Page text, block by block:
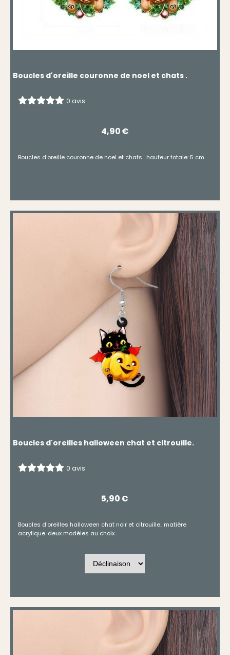
Boucles d'oreille couronne de noel et chats .
0 avis
4,90€
Boucles d'oreille couronne de noel et chats . hauteur totale: 5 cm.
Boucles d'oreilles halloween chat et citrouille.
0 avis
5,90€
Boucles d'oreilles halloween chat noir et citrouille.. matière
acrylique. deux modèles au choix.